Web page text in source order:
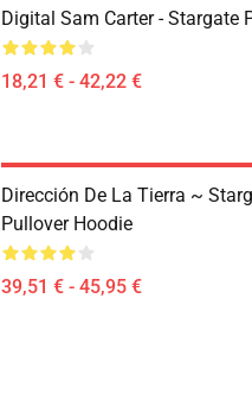
Digital Sam Carter - Stargate
18,21 € - 42,22 €
Dirección De La Tierra ~
Pullover Hoodie
39,51 € - 45,95 €